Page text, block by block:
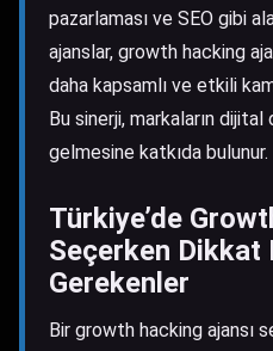
pazarlaması ve SEO gibi
ajanslar, growth hacking
daha kapsamlı ve etkili
Bu sinerji, markaların
gelmesine katkıda bulunur.
Türkiye’de
Seçerken Dikkat
Gerekenler
Bir growth hacking ajansı